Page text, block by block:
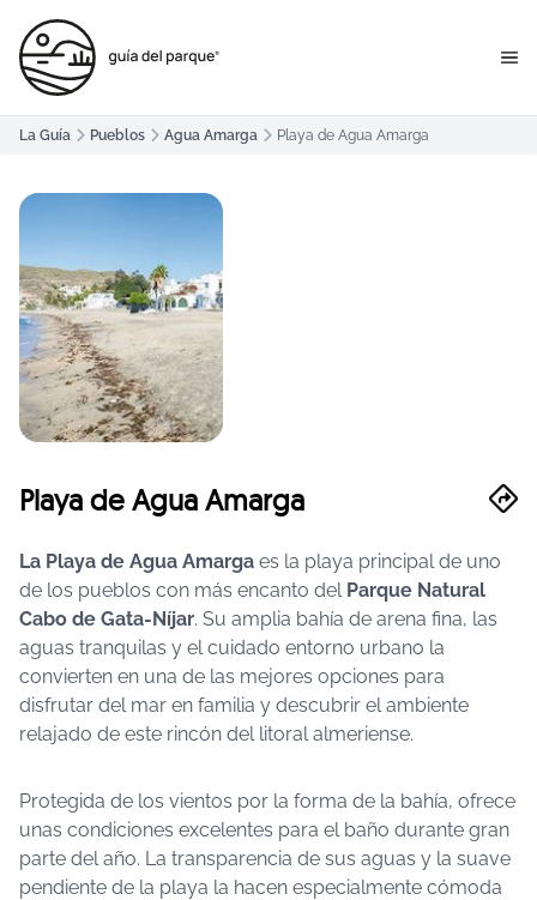
La Guía Pueblos Agua Amarga Playa de Agua Amarga
Playa de Agua Amarga
La Playa de Agua Amarga es la playa principal de uno
de los pueblos con más encanto del Parque Natural
Cabo de Gata-Níjar. Su amplia bahía de arena fina, las
aguas tranquilas y el cuidado entorno urbano la
convierten en una de las mejores opciones para
disfrutar del mar en familia y descubrir el ambiente
relajado de este rincón del litoral almeriense.
Protegida de los vientos por la forma de la bahía, ofrece
unas condiciones excelentes para el baño durante gran
parte del año. La transparencia de sus aguas y la suave
pendiente de la playa la hacen especialmente cómoda